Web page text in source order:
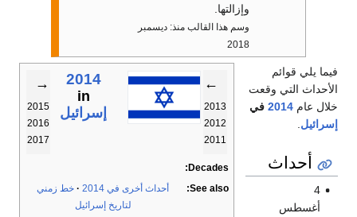
وإزالتها.
وسم هذا القالب منذ: ديسمبر
2018
←
2013
2012
2011
2014
in
إسرائيل
→
2015
2016
2017
Decades:
See also:
أحداث أخرى في 2014
خط زمني
لتاريخ إسرائيل
فيما يلي قوائم
الأحداث التي وقعت
خلال عام 2014 في
إسرائيل
أحداث
4
أغسطس